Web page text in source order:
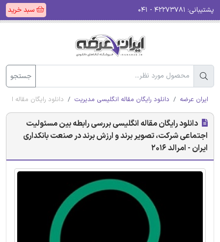
پشتیبانی: سبد خرید
جستجو
ایران عرضه دانلود رایگان مقاله انگلیسی مدیریت دانلود رایگان مقاله
دانلود رایگان مقاله انگلیسی بررسی رابطه بین مسئولیت
اجتماعی شرکت، تصویر برند و ارزش برند در صنعت بانکداری
ایران - امرالد 2016